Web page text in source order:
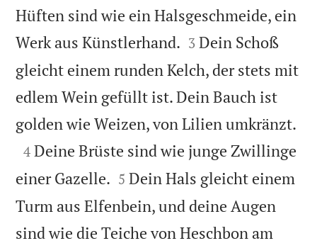
Hüften sind wie ein Halsgeschmeide, ein
Werk aus Künstlerhand. 

3 Dein Schoß
gleicht einem runden Kelch, der stets mit
edlem Wein gefüllt ist. Dein Bauch ist
golden wie Weizen, von Lilien umkränzt.

4 Deine Brüste sind wie junge Zwillinge
einer Gazelle. 

5 Dein Hals gleicht einem
Turm aus Elfenbein, und deine Augen
sind wie die Teiche von Heschbon am